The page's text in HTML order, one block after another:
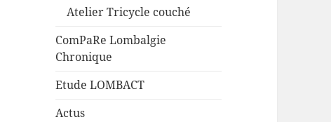
Atelier Tricycle couché
ComPaRe Lombalgie
Chronique
Etude LOMBACT
Actus